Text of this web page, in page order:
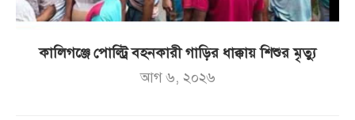
কালিগঞ্জে পোল্ট্রি বহনকারী গাড়ির ধাক্কায় শিশুর মৃত্যু
আগ ৬, ২০২৬